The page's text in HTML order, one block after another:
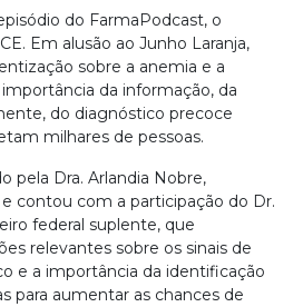
do FarmaPodcast, o
Em alusão ao Junho Laranja,
sobre a anemia e a
da informação, da
do diagnóstico precoce
milhares de pessoas.
pela Dra. Arlandia Nobre,
contou com a participação do Dr.
federal suplente, que
relevantes sobre os sinais de
e a importância da identificação
para aumentar as chances de